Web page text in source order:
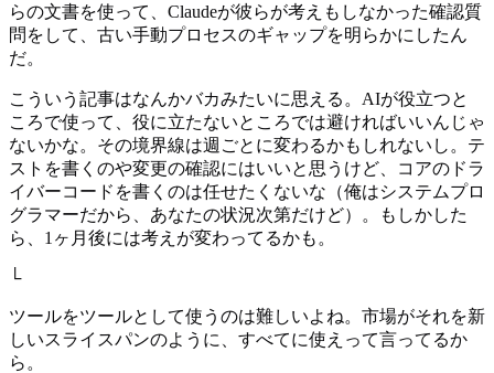
らの文書を使って、Claudeが彼らが考えもしなかった確認質
問をして、古い手動プロセスのギャップを明らかにしたん
だ。
こういう記事はなんかバカみたいに思える。AIが役立つと
ころで使って、役に立たないところでは避ければいいんじゃ
ないかな。その境界線は週ごとに変わるかもしれないし。テ
ストを書くのや変更の確認にはいいと思うけど、コアのドラ
イバーコードを書くのは任せたくないな（俺はシステムプロ
グラマーだから、あなたの状況次第だけど）。もしかした
ら、1ヶ月後には考えが変わってるかも。
└
ツールをツールとして使うのは難しいよね。市場がそれを新
しいスライスパンのように、すべてに使えって言ってるか
ら。